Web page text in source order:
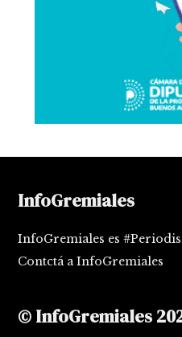
InfoGremiales
InfoGremiales es
Contctá a InfoGremiales
© InfoGremiales